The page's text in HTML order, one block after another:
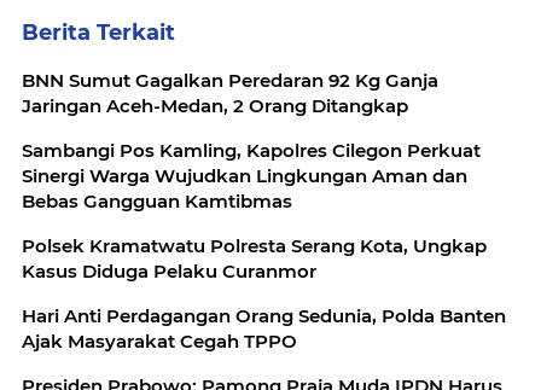
Berita Terkait
BNN Sumut Gagalkan Peredaran 92 Kg Ganja
Jaringan Aceh-Medan, 2 Orang Ditangkap
Sambangi Pos Kamling, Kapolres Cilegon Perkuat
Sinergi Warga Wujudkan Lingkungan Aman dan
Bebas Gangguan Kamtibmas
Polsek Kramatwatu Polresta Serang Kota, Ungkap
Kasus Diduga Pelaku Curanmor
Hari Anti Perdagangan Orang Sedunia, Polda Banten
Ajak Masyarakat Cegah TPPO